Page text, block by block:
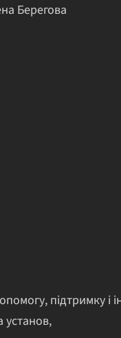
Берегова
підтримку і
установ,